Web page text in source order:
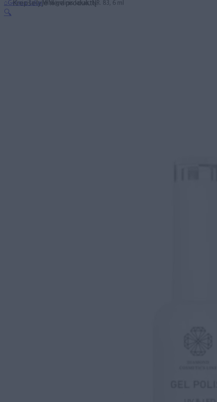
Krepšelyje nėra produktų.
⌂Geliniai lakai MINI gelinis lakas, NR. 83, 6 ml
🔍